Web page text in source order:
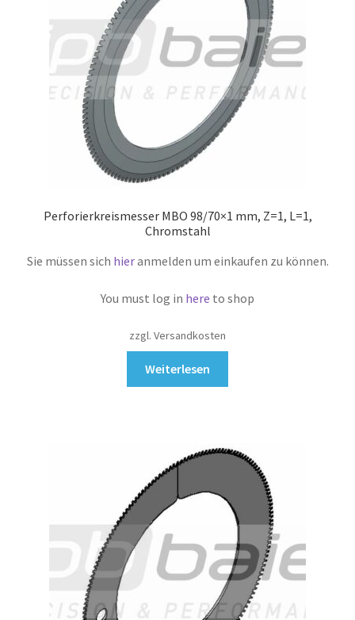
Perforierkreismesser MBO 98/70×1 mm, Z=1, L=1,
Chromstahl
Sie müssen sich hieranmelden um einkaufen zu können.
You must log in here to shop
zzgl. Versandkosten
Weiterlesen